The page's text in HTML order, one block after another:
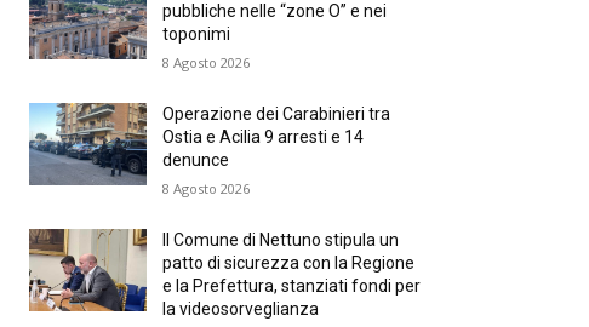
pubbliche nelle “zone O” e nei
toponimi
8 Agosto 2026
Operazione dei Carabinieri tra
Ostia e Acilia 9 arresti e 14
denunce
8 Agosto 2026
Il Comune di Nettuno stipula un
patto di sicurezza con la Regione
e la Prefettura, stanziati fondi per
la videosorveglianza